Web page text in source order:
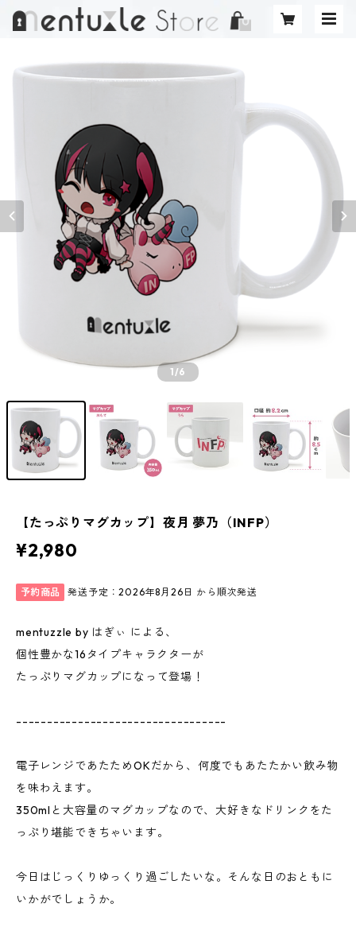
1/6
【たっぷりマグカップ】夜月 夢乃（INFP）
¥2,980
予約商品 発送予定：2026年8月26日 から順次発送
mentuzzle by はぎぃ による、
個性豊かな16タイプキャラクターが
たっぷりマグカップになって登場！
----------------------------------
電子レンジであたためOKだから、何度でもあたたかい飲み物
を味わえます。
350mlと大容量のマグカップなので、大好きなドリンクをた
っぷり堪能できちゃいます。
今日はじっくりゆっくり過ごしたいな。そんな日のおともに
いかがでしょうか。